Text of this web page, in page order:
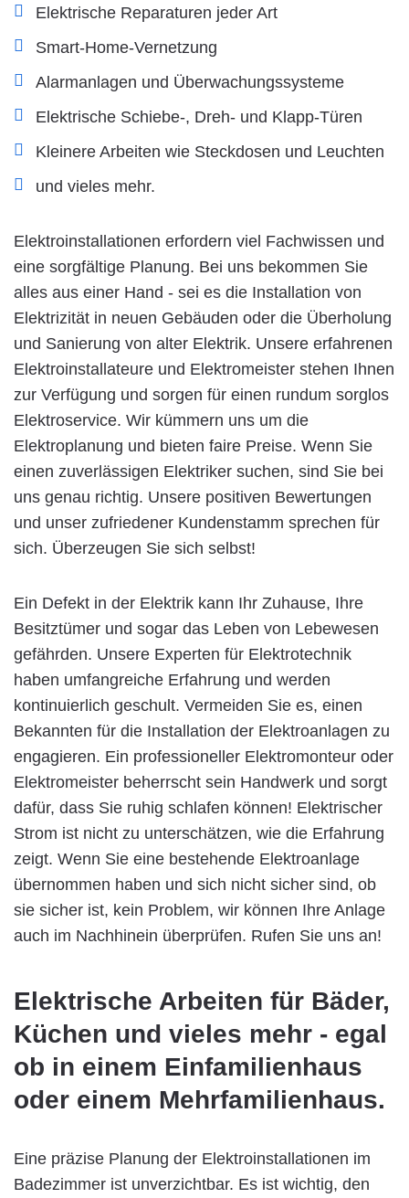
Elektrische Reparaturen jeder Art
Smart-Home-Vernetzung
Alarmanlagen und Überwachungssysteme
Elektrische Schiebe-, Dreh- und Klapp-Türen
Kleinere Arbeiten wie Steckdosen und Leuchten
und vieles mehr.
Elektroinstallationen erfordern viel Fachwissen und
eine sorgfältige Planung. Bei uns bekommen Sie
alles aus einer Hand - sei es die Installation von
Elektrizität in neuen Gebäuden oder die Überholung
und Sanierung von alter Elektrik. Unsere erfahrenen
Elektroinstallateure und Elektromeister stehen Ihnen
zur Verfügung und sorgen für einen rundum sorglos
Elektroservice. Wir kümmern uns um die
Elektroplanung und bieten faire Preise. Wenn Sie
einen zuverlässigen Elektriker suchen, sind Sie bei
uns genau richtig. Unsere positiven Bewertungen
und unser zufriedener Kundenstamm sprechen für
sich. Überzeugen Sie sich selbst!
Ein Defekt in der Elektrik kann Ihr Zuhause, Ihre
Besitztümer und sogar das Leben von Lebewesen
gefährden. Unsere Experten für Elektrotechnik
haben umfangreiche Erfahrung und werden
kontinuierlich geschult. Vermeiden Sie es, einen
Bekannten für die Installation der Elektroanlagen zu
engagieren. Ein professioneller Elektromonteur oder
Elektromeister beherrscht sein Handwerk und sorgt
dafür, dass Sie ruhig schlafen können! Elektrischer
Strom ist nicht zu unterschätzen, wie die Erfahrung
zeigt. Wenn Sie eine bestehende Elektroanlage
übernommen haben und sich nicht sicher sind, ob
sie sicher ist, kein Problem, wir können Ihre Anlage
auch im Nachhinein überprüfen. Rufen Sie uns an!
Elektrische Arbeiten für Bäder,
Küchen und vieles mehr - egal
ob in einem Einfamilienhaus
oder einem Mehrfamilienhaus.
Eine präzise Planung der Elektroinstallationen im
Badezimmer ist unverzichtbar. Es ist wichtig, den